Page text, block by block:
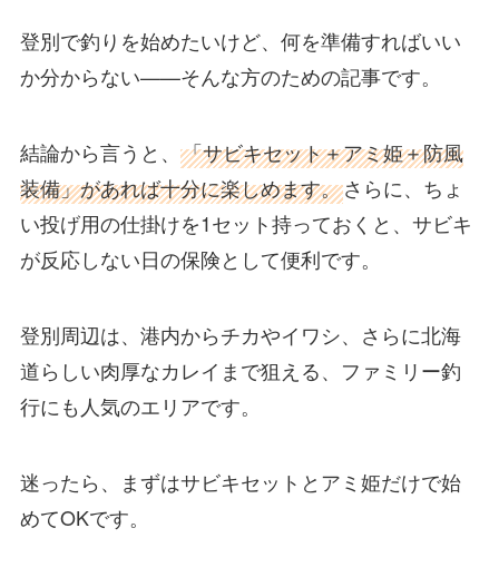
登別で釣りを始めたいけど、何を準備すればいい
か分からない——そんな方のための記事です。
結論から言うと、 「サビキセット＋アミ姫＋防風
装備」があれば十分に楽しめます。さらに、ちょ
い投げ用の仕掛けを1セット持っておくと、サビキ
が反応しない日の保険として便利です。
登別周辺は、港内からチカやイワシ、さらに北海
道らしい肉厚なカレイまで狙える、ファミリー釣
行にも人気のエリアです。
迷ったら、まずはサビキセットとアミ姫だけで始
めてOKです。